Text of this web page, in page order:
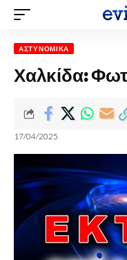
ΑΣΤΥΝΟΜΙΚΆ
Χαλκίδα:
17/04/2025